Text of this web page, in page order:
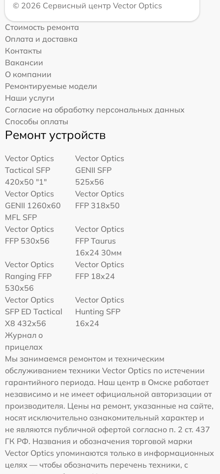
© 2026 Сервисный центр Vector Optics
Стоимость ремонта
Оплата и доставка
Контакты
Вакансии
О компании
Ремонтируемые модели
Наши услуги
Согласие на обработку персональных данных
Способы оплаты
Ремонт устройств
Vector Optics
Tactical SFP
420x50 "1"
Vector Optics
GENII SFP
525x56
Vector Optics
GENII 1260x60
MFL SFP
Vector Optics
FFP 318x50
Vector Optics
FFP 530x56
Vector Optics
FFP Taurus
16x24 30мм
Vector Optics
Ranging FFP
530x56
Vector Optics
FFP 18x24
Vector Optics
SFP ED Tactical
X8 432x56
Vector Optics
Hunting SFP
16x24
Журнал о
прицелах
Мы занимаемся ремонтом и техническим
обслуживанием техники Vector Optics по истечении
гарантийного периода. Наш центр в Омске работает
независимо и не имеет официальной авторизации от
производителя. Цены на ремонт, указанные на сайте,
носят исключительно ознакомительный характер и
не являются публичной офертой согласно п. 2 ст. 437
ГК РФ. Названия и обозначения торговой марки
Vector Optics упоминаются только в информационных
целях — чтобы обозначить перечень техники, с